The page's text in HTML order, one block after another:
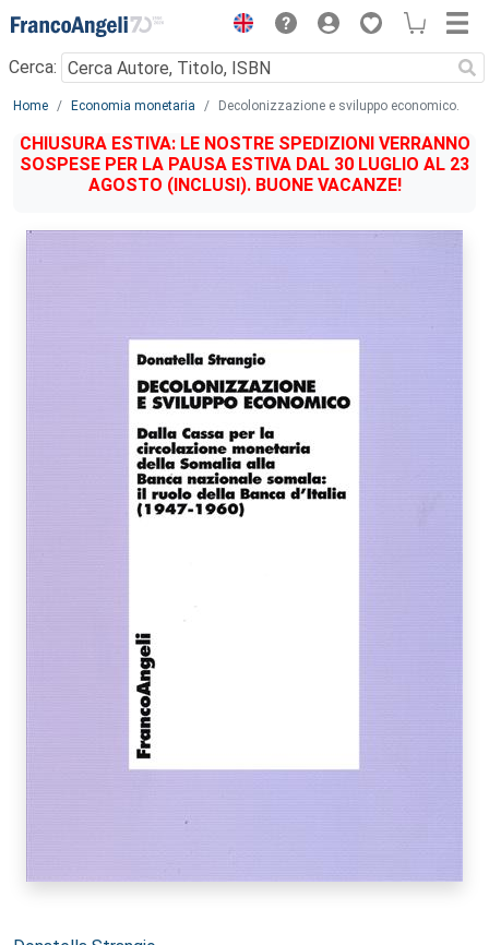
Menu
Cerca:
Main content
Home Economia monetaria Decolonizzazione e sviluppo economico.
CHIUSURA ESTIVA: LE NOSTRE SPEDIZIONI VERRANNO
SOSPESE PER LA PAUSA ESTIVA DAL 30 LUGLIO AL 23
AGOSTO (INCLUSI). BUONE VACANZE!